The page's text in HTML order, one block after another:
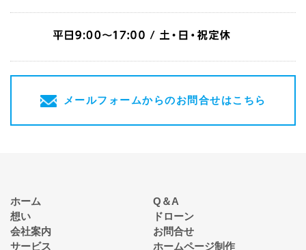
メールフォームからのお問合せはこちら
ホーム
想い
会社案内
サービス
Q＆A
ドローン
お問合せ
ホームページ制作